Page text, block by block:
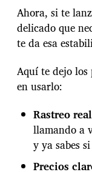
Ahora, si te
delicado que
te da esa
Aquí te dejo los
en usarlo:
Rastreo
llamando a
y ya sabes
Precios